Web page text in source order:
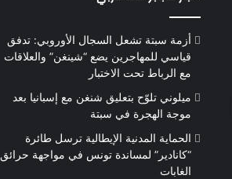
أزمة سبتة تشعل السجال الأوروبي: تدفق
قياسي للمهاجرين يضع “شينغن” والعلاقات
مع الرباط تحت الاختبار
ميلوني تلوّح بتعليق شنغن مع إسبانيا بعد
موجة الهجرة في سبتة
الحماية المدنية الإيطالية ترسل طائرة
“كانادير” لمساندة تونس في مواجهة حرائق
الغابات